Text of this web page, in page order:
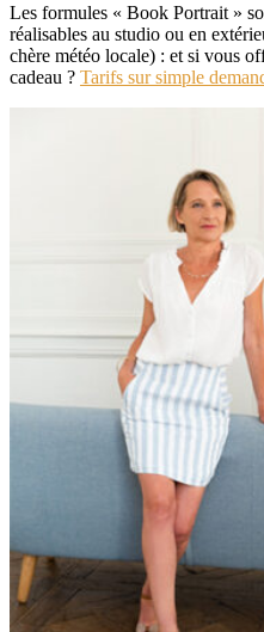
Les formules « Book Portrait »
réalisables au studio ou en
chère météo locale) : et si vous
cadeau ? Tarifs sur simple